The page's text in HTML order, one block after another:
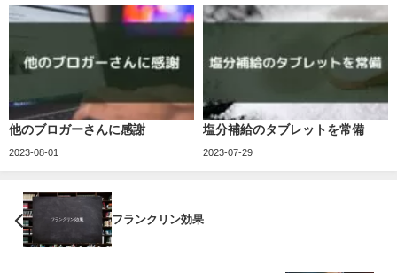
他のブロガーさんに感謝
2023-08-01
塩分補給のタブレットを常備
2023-07-29
フランクリン効果